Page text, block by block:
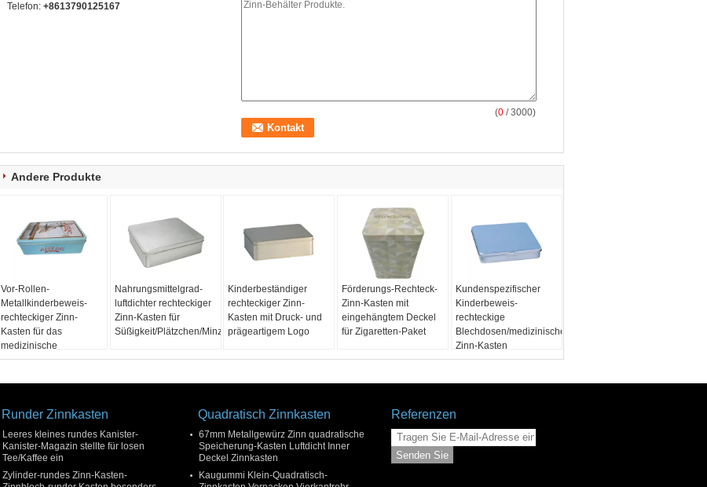
Telefon: +8613790125167
(0 / 3000)
Andere Produkte
Vor-Rollen-
Metallkinderbeweis-
rechteckiger Zinn-
Kasten für das
medizinische
Verpacken
Nahrungsmittelgrad-
luftdichter rechteckiger
Zinn-Kasten für
Süßigkeit/Plätzchen/Minze
Kinderbeständiger
rechteckiger Zinn-
Kasten mit Druck- und
prägeartigem Logo
Förderungs-Rechteck-
Zinn-Kasten mit
eingehängtem Deckel
für Zigaretten-Paket
Kundenspezifischer
Kinderbeweis-
rechteckige
Blechdosen/medizinischer
Zinn-Kasten
Runder Zinnkasten
Leeres kleines rundes Kanister-
Kanister-Magazin stellte für losen
Tee/Kaffee ein
Zylinder-rundes Zinn-Kasten-
Quadratisch Zinnkasten
67mm Metallgewürz Zinn quadratische
Speicherung-Kasten Luftdicht Inner
Deckel Zinnkasten
Kaugummi Klein-Quadratisch-
Referenzen
Senden Sie